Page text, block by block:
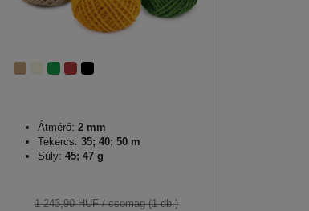
Átmérő: 2 mm
Tekercs: 35; 40; 50 m
Súly: 45; 47 g
1 243,90 HUF/ csomag (1 db.)